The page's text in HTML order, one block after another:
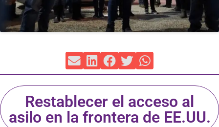
Restablecer el acceso al
asilo en la frontera de EE.UU.